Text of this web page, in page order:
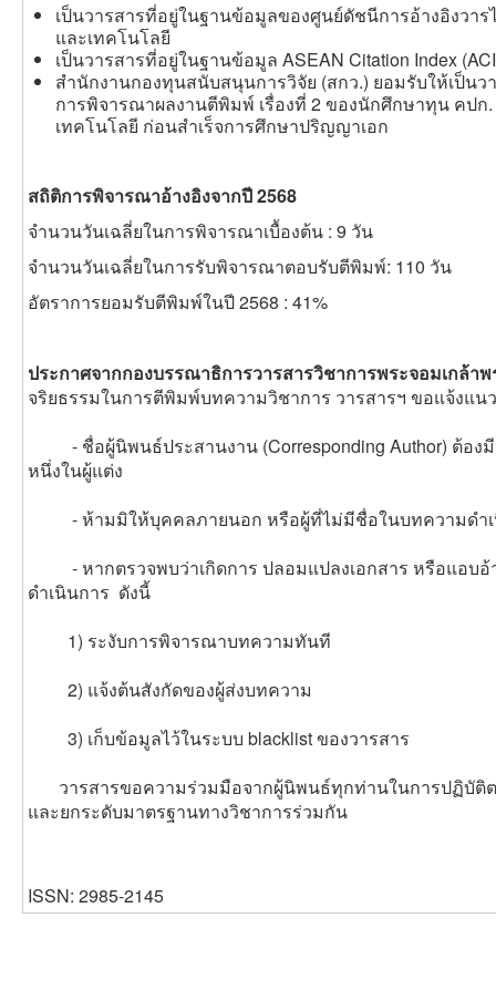
เป็นวารสารที่อยู่ในฐานข้อมูลของศูนย์ดัชนีการอ้างอิงวา
และเทคโนโลยี
เป็นวารสารที่อยู่ในฐานข้อมูล ASEAN Citation Index
สำนักงานกองทุนสนับสนุนการวิจัย (สกว.) ยอมรับให้เป็น
การพิจารณาผลงานตีพิมพ์ เรื่องที่ 2 ของนักศึกษาทุน คป
เทคโนโลยี ก่อนสำเร็จการศึกษาปริญญาเอก
สถิติการพิจารณาอ้างอิงจากปี 2568
จำนวนวันเฉลี่ยในการพิจารณาเบื้องต้น : 9 วัน
จำนวนวันเฉลี่ยในการรับพิจารณาตอบรับตีพิมพ์: 110 วัน
อัตราการยอมรับตีพิมพ์ในปี 2568 : 41%
ประกาศจากกองบรรณาธิการวารสารวิชาการพระจอมเกล้า
จริยธรรมในการตีพิมพ์บทความวิชาการ วารสารฯ ขอแจ้งแ
- ชื่อผู้นิพนธ์ประสานงาน (Corresponding Author) ต้อง
หนึ่งในผู้แต่ง
- ห้ามมิให้บุคคลภายนอก หรือผู้ที่ไม่มีชื่อในบทความดำเ
- หากตรวจพบว่าเกิดการ ปลอมแปลงเอกสาร หรือแอบอ้
ดำเนินการ ดังนี้
1) ระงับการพิจารณาบทความทันที
2) แจ้งต้นสังกัดของผู้ส่งบทความ
3) เก็บข้อมูลไว้ในระบบ blacklist ของวารสาร
วารสารขอความร่วมมือจากผู้นิพนธ์ทุกท่านในการปฏิบัติ
และยกระดับมาตรฐานทางวิชาการร่วมกัน
ISSN: 2985-2145